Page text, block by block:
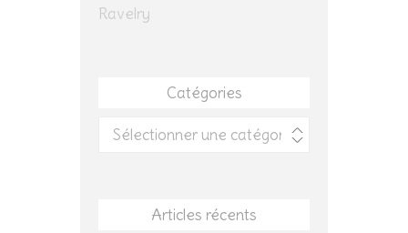
Ravelry
Catégories
Catégories
Articles récents